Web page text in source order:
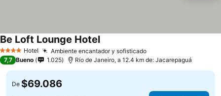
4 EstrellasHotel Ambiente encantador y sofisticadoVer precios
Be Loft Lounge HotelVer precios
7,7 Bueno 1.025 Río de Janeiro, a 12.4 km de: Jacarepaguá
De $69.086